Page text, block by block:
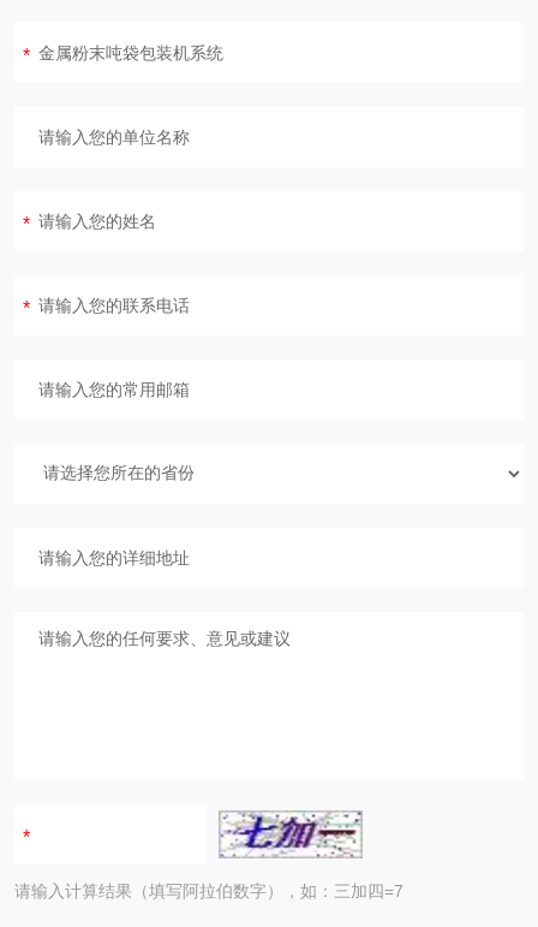
请输入计算结果（填写阿拉伯数字），如：三加四=7